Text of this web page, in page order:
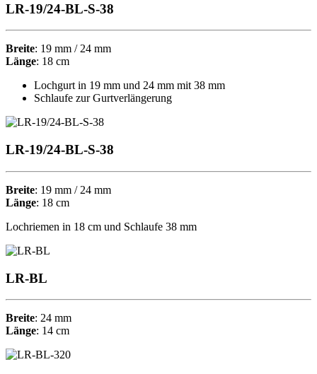
LR-19/24-BL-S-38
Breite: 19 mm / 24 mm
Länge: 18 cm
Lochgurt in 19 mm und 24 mm mit 38 mm
Schlaufe zur Gurtverlängerung
LR-19/24-BL-S-38
Breite: 19 mm / 24 mm
Länge: 18 cm
Lochriemen in 18 cm und Schlaufe 38 mm
LR-BL
Breite: 24 mm
Länge: 14 cm